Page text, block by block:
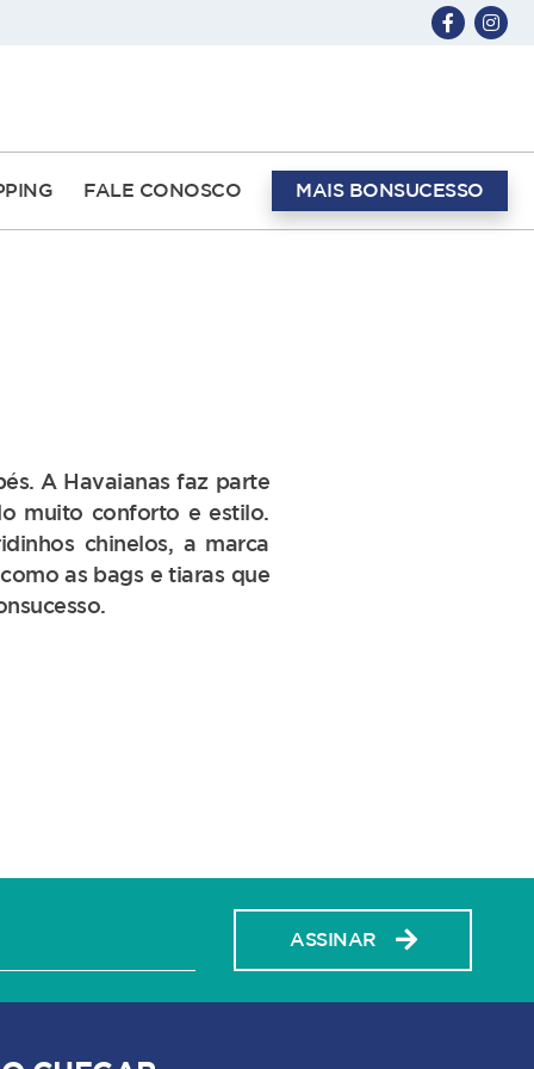
FALE CONOSCO MAIS BONSUCESSO
A Havaianas faz parte
muito conforto e estilo.
chinelos, a marca
as bags e tiaras que
ASSINAR